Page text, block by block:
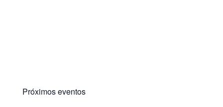
Próximos eventos